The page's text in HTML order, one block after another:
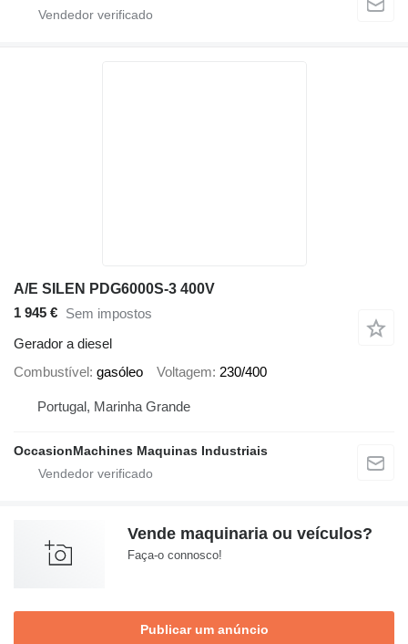
A/E SILEN PDG6000S-3 400V
1 945 € Sem impostos
Gerador a diesel
Combustível gasóleo Voltagem 230/400
Portugal, Marinha Grande
OccasionMachines Maquinas Industriais
Vende maquinaria ou veículos?
Faça-o connosco!
Publicar um anúncio